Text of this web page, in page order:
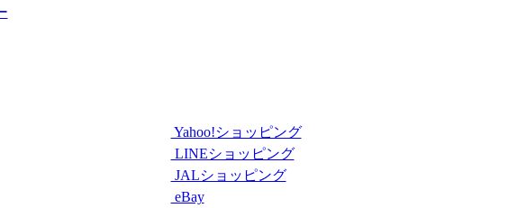
Yahoo!ショッピング
LINEショッピング
JALショッピング
eBay